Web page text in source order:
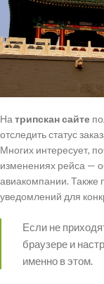
На трипскан сайте
отследить статус
Многих интересует,
изменениях рейса —
авиакомпании. Также
уведомлений для
Если не
браузере и
именно в этом.